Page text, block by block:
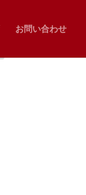
お問い合わせ